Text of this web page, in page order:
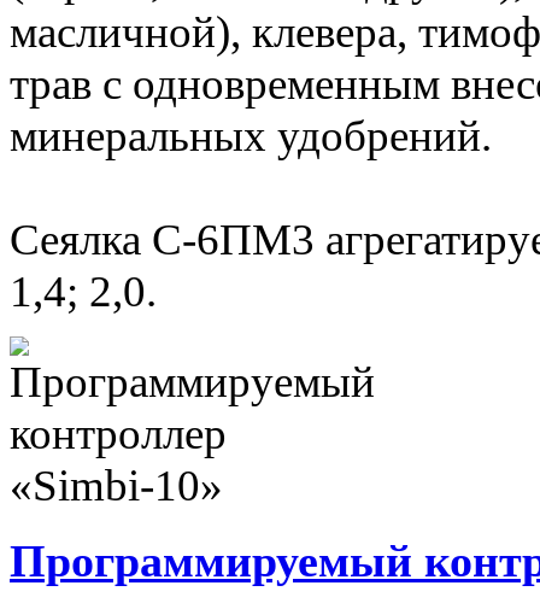
масличной), клевера,
трав с одновременным
минеральных удобрений.
Сеялка С-6ПМ3
1,4; 2,0.
Программируемый